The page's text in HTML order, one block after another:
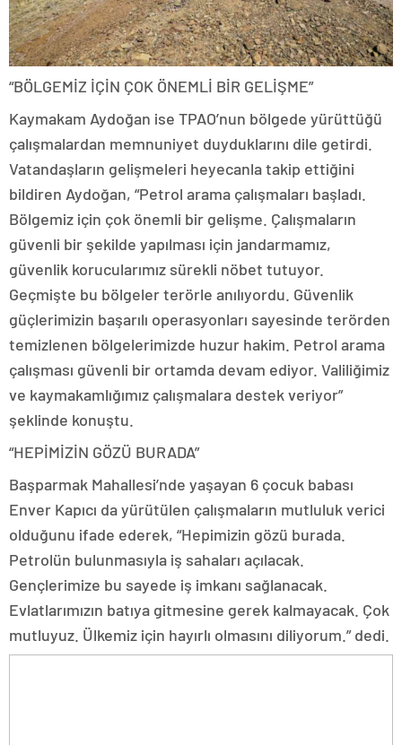
“BÖLGEMİZ İÇİN ÇOK ÖNEMLİ BİR GELİŞME”
Kaymakam Aydoğan ise TPAO’nun bölgede yürüttüğü
çalışmalardan memnuniyet duyduklarını dile getirdi.
Vatandaşların gelişmeleri heyecanla takip ettiğini
bildiren Aydoğan, “Petrol arama çalışmaları başladı.
Bölgemiz için çok önemli bir gelişme. Çalışmaların
güvenli bir şekilde yapılması için jandarmamız,
güvenlik korucularımız sürekli nöbet tutuyor.
Geçmişte bu bölgeler terörle anılıyordu. Güvenlik
güçlerimizin başarılı operasyonları sayesinde terörden
temizlenen bölgelerimizde huzur hakim. Petrol arama
çalışması güvenli bir ortamda devam ediyor. Valiliğimiz
ve kaymakamlığımız çalışmalara destek veriyor”
şeklinde konuştu.
“HEPİMİZİN GÖZÜ BURADA”
Başparmak Mahallesi’nde yaşayan 6 çocuk babası
Enver Kapıcı da yürütülen çalışmaların mutluluk verici
olduğunu ifade ederek, “Hepimizin gözü burada.
Petrolün bulunmasıyla iş sahaları açılacak.
Gençlerimize bu sayede iş imkanı sağlanacak.
Evlatlarımızın batıya gitmesine gerek kalmayacak. Çok
mutluyuz. Ülkemiz için hayırlı olmasını diliyorum.” dedi.